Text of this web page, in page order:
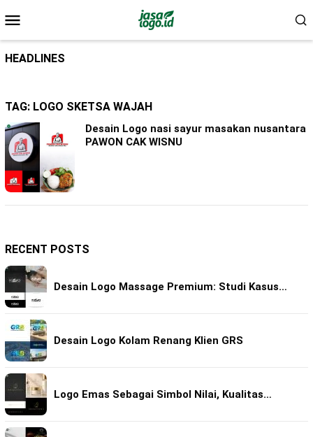
to
contentMenu
HEADLINES
TAG: LOGO SKETSA WAJAH
Desain Logo nasi sayur masakan nusantara
PAWON CAK WISNU
RECENT POSTS
Desain Logo Massage Premium: Studi Kasus…
Desain Logo Kolam Renang Klien GRS
Logo Emas Sebagai Simbol Nilai, Kualitas…